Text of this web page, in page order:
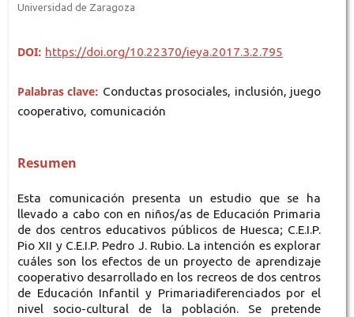
Universidad de Zaragoza
DOI: https://doi.org/10.22370/ieya.2017.3.2.795
Palabras clave: Conductas prosociales, inclusión, juego
cooperativo, comunicación
Resumen
Esta comunicación presenta un estudio que se ha
llevado a cabo con en niños/as de Educación Primaria
de dos centros educativos públicos de Huesca; C.E.I.P.
Pio XII y C.E.I.P. Pedro J. Rubio. La intención es explorar
cuáles son los efectos de un proyecto de aprendizaje
cooperativo desarrollado en los recreos de dos centros
de Educación Infantil y Primariadiferenciados por el
nivel socio-cultural de la población. Se pretende